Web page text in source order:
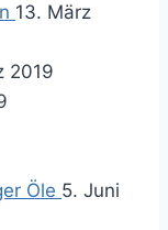
13. März
2019
Öle 5. Juni